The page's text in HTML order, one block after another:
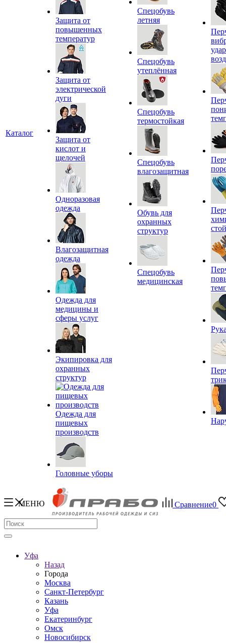
Каталог
Защита от
повышенных
температур
Защита от
электрической
дуги
Защита от
кислот и
щелочей
Одноразовая
одежда
Влагозащитная
одежда
Одежда для
медицины и
сферы услуг
Экипировка для
охранных
структур
Одежда для
пищевых
производств
Головные уборы
Спецобувь
летняя
Спецобувь
утеплённая
Спецобувь
термостойкая
Спецобувь
влагозащитная
Обувь для
охранных
структур
Спецобувь
медицинская
МЕНЮ Сравнение0
Уфа
Назад
Города
Москва
Санкт-Петербург
Казань
Уфа
Екатеринбург
Омск
Новосибирск